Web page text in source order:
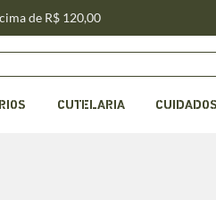
de R$ 120,00
CUTELARIA CUIDADOS